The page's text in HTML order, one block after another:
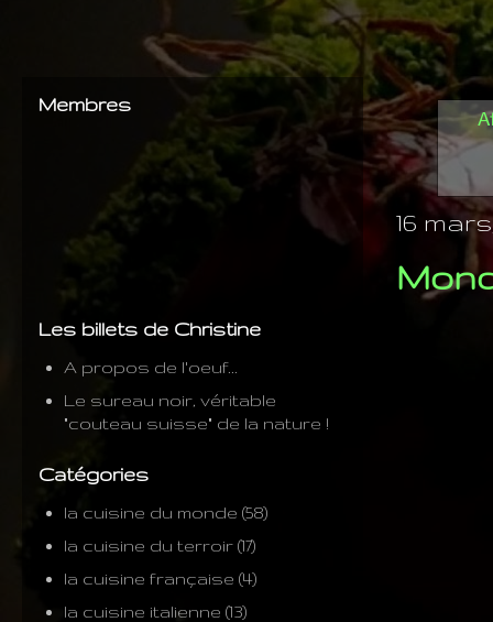
16
Membres
Les billets de Christine
A propos de l'oeuf...
Le sureau noir, véritable
"couteau suisse" de la nature !
Catégories
la cuisine du monde (58)
la cuisine du terroir (17)
la cuisine française (4)
la cuisine italienne (13)